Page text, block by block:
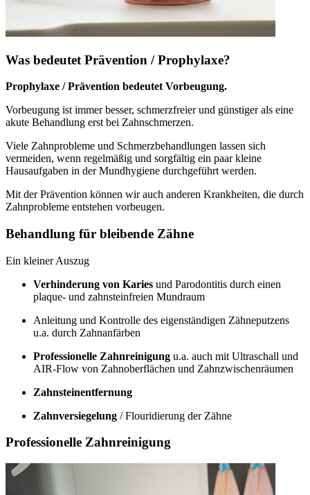
Was bedeutet Prävention / Prophylaxe?
Prophylaxe / Prävention bedeutet Vorbeugung.
Vorbeugung ist immer besser, schmerzfreier und günstiger als eine
akute Behandlung erst bei Zahnschmerzen.
Viele Zahnprobleme und Schmerzbehandlungen lassen sich
vermeiden, wenn regelmäßig und sorgfältig ein paar kleine
Hausaufgaben in der Mundhygiene durchgeführt werden.
Mit der Prävention können wir auch anderen Krankheiten, die durch
Zahnprobleme entstehen vorbeugen.
Behandlung für bleibende Zähne
Ein kleiner Auszug
Verhinderung von Karies und Parodontitis durch einen
plaque- und zahnsteinfreien Mundraum
Anleitung und Kontrolle des eigenständigen Zähneputzens
u.a. durch Zahnanfärben
Professionelle Zahnreinigung u.a. auch mit Ultraschall und
AIR-Flow von Zahnoberflächen und Zahnzwischenräumen
Zahnsteinentfernung
Zahnversiegelung / Flouridierung der Zähne
Professionelle Zahnreinigung